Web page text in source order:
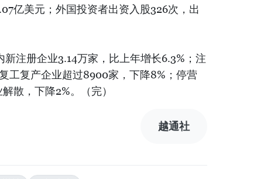
亿美元；外国投资者出资入股326次，出
注册企业3.14万家，比上年增长6.3%；注
工复产企业超过8900家，下降8%；停营
散，下降2%。（完）
越通社